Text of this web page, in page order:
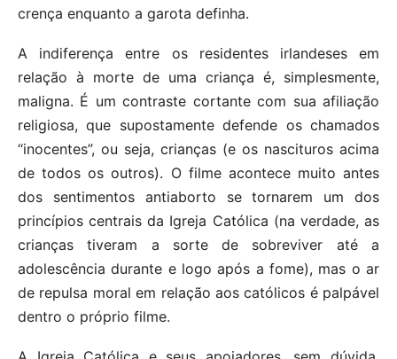
crença enquanto a garota definha.
A indiferença entre os residentes irlandeses em
relação à morte de uma criança é, simplesmente,
maligna. É um contraste cortante com sua afiliação
religiosa, que supostamente defende os chamados
“inocentes”, ou seja, crianças (e os nascituros acima
de todos os outros). O filme acontece muito antes
dos sentimentos antiaborto se tornarem um dos
princípios centrais da Igreja Católica (na verdade, as
crianças tiveram a sorte de sobreviver até a
adolescência durante e logo após a fome), mas o ar
de repulsa moral em relação aos católicos é palpável
dentro o próprio filme.